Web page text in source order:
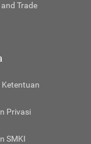
Trade
Ketentuan
Privasi
SMKI